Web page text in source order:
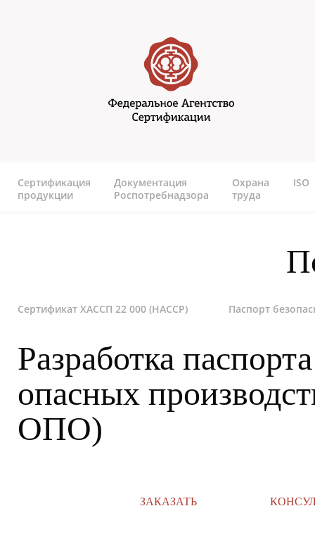
Сертификация
продукции
Документация
Роспотребнадзора
Охрана
труда
ISO
Сертификат ХАССП 22 000 (HACCP) Паспорт
Разработка
опасных
ОПО)
ЗАКАЗАТЬ